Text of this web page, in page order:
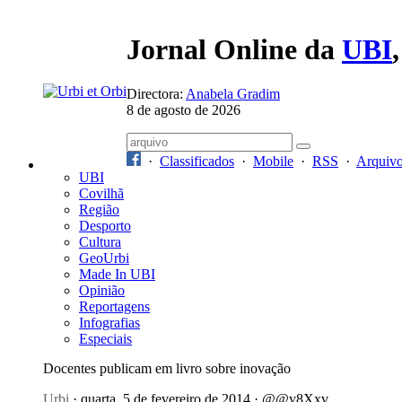
Jornal Online da UBI
Directora: Anabela Gradim
8 de agosto de 2026
· Classificados · Mobile · RSS ·
UBI
Covilhã
Região
Desporto
Cultura
GeoUrbi
Made In UBI
Opinião
Reportagens
Infografias
Especiais
Docentes publicam em livro sobre inovação
Urbi · quarta, 5 de fevereiro de 2014 · @@y8Xxv